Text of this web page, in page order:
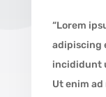
“Lorem
adipiscing
incididunt
Ut enim